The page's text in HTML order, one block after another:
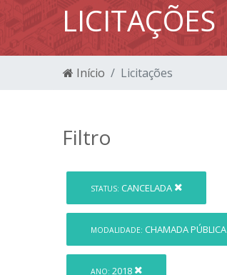
LICITAÇÕES
Início Licitações
Filtro
STATUS: CANCELADA
MODALIDADE: CHAMADA PÚBLICA
ANO: 2018